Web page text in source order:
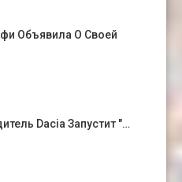
Объявила О Своей
Dacia Запустит "…